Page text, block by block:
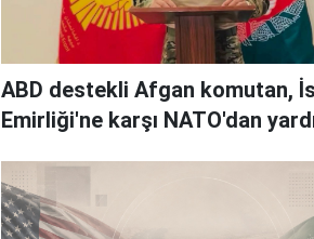
ABD destekli Afgan komutan,
Emirliği'ne karşı NATO'dan